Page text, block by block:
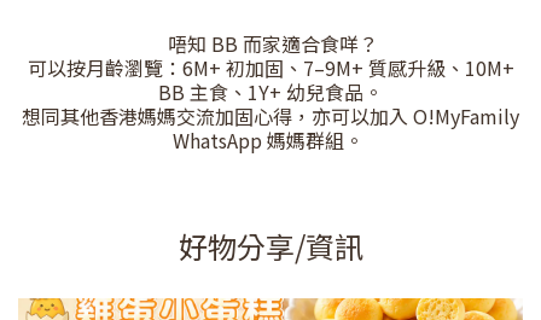
唔知 BB 而家適合食咩？
可以按月齡瀏覽：6M+ 初加固、7–9M+ 質感升級、10M+
BB 主食、1Y+ 幼兒食品。
想同其他香港媽媽交流加固心得，亦可以加入 O!MyFamily
WhatsApp 媽媽群組。
好物分享/資訊